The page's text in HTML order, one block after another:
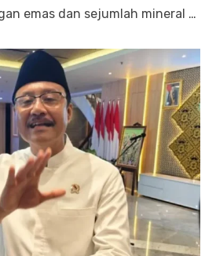
emas dan sejumlah mineral …